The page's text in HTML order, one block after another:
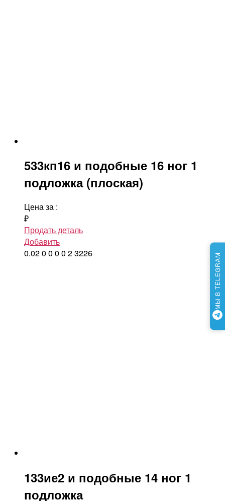
533кп16 и подобные 16 ног 1
подложка (плоская)
Цена за :
₽
Продать деталь
Добавить
0.020 0 0 0 23226
133ие2 и подобные 14 ног 1
подложка
МЫ В TELEGRAM